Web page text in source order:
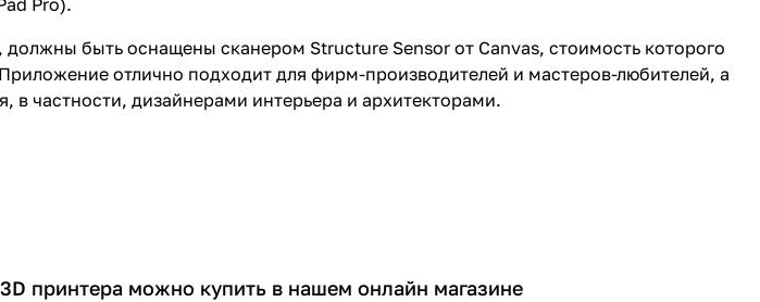
должны быть оснащены сканером Structure Sensor от Canvas, стоимость которого
отлично подходит для фирм-производителей и мастеров-любителей, а
в частности, дизайнерами интерьера и архитекторами.
принтера можно купить в нашем онлайн магазине